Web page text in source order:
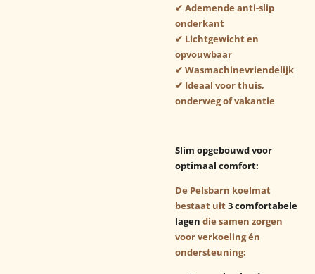
✔ Ademende anti-slip
onderkant
✔ Lichtgewicht en
opvouwbaar
✔ Wasmachinevriendelijk
✔ Ideaal voor thuis,
onderweg of vakantie
Slim opgebouwd voor
optimaal comfort:
De Pelsbarn koelmat
bestaat uit3 comfortabele
lagen die samen zorgen
voor verkoeling én
ondersteuning: